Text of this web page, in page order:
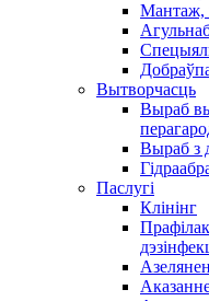
Мантаж,
Вытворчасць
Выраб
Выраб з
Паслугі
Клінінг